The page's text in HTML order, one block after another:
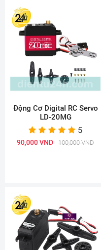
Động Cơ Digital RC Servo
LD-20MG
5
90,000 VND 100,000 VND